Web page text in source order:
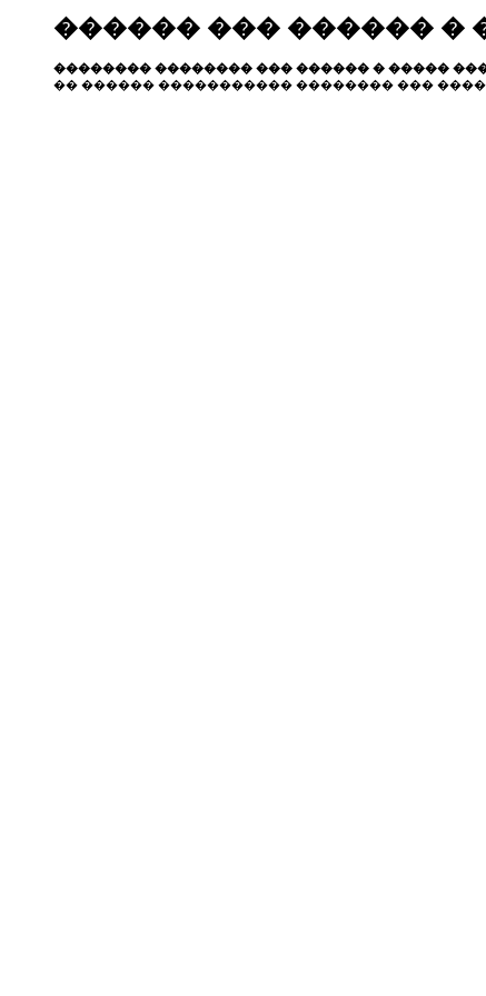
������ ��� ������ �
�������� �������� ��� ������ � �����
�� ������ ����������� �������� ���